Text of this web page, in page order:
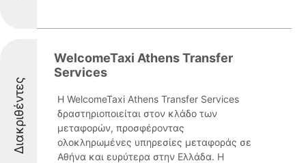
Διακριθέντες
WelcomeTaxi Athens Transfer
Services
Η WelcomeTaxi Athens Transfer Services
δραστηριοποιείται στον κλάδο των
μεταφορών, προσφέροντας
ολοκληρωμένες υπηρεσίες μεταφοράς σε
Αθήνα και ευρύτερα στην Ελλάδα. Η